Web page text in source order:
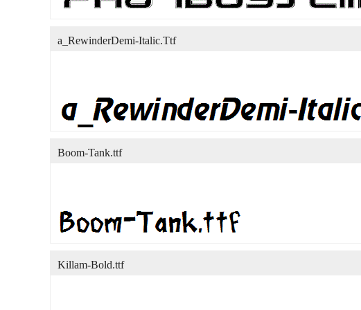
a_RewinderDemi-Italic.Ttf
Boom-Tank.ttf
Killam-Bold.ttf